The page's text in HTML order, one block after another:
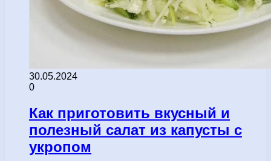
30.05.2024
0
Как приготовить вкусный и
полезный салат из капусты с
укропом